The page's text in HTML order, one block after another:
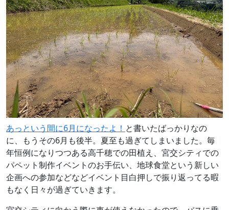
あっという間に6月になったよ！ と書いたばっかりなの
に、もうその6月も後半。夏至も過ぎてしまいました。毎
年恒例になりつつある高千穂での田植え、宮交シティでの
パペット制作イベントのお手伝い、地球食堂という新しい
企画への参加などなどイベント目白押しで振り返ってる暇
もなく日々が過ぎていきます。